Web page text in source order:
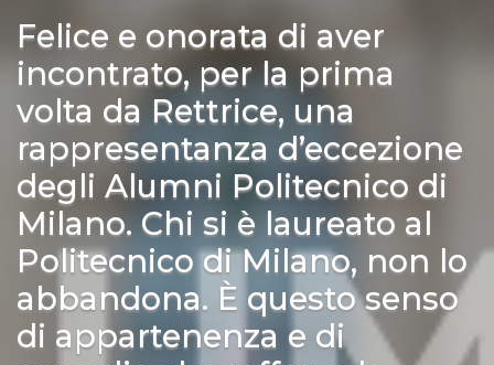
Felice e onorata di aver
incontrato, per la prima
volta da Rettrice, una
rappresentanza d’eccezione
degli Alumni Politecnico di
Milano. Chi si è laureato al
Politecnico di Milano, non lo
abbandona. È questo senso
di appartenenza e di